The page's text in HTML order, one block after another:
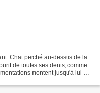
Chat perché au-dessus de la
de toutes ses dents, comme
montent jusqu'à lui et